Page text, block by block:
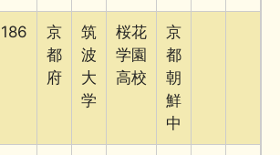
186
京
都
府
筑
波
大
学
桜花
学園
高校
京
都
朝
鮮
中